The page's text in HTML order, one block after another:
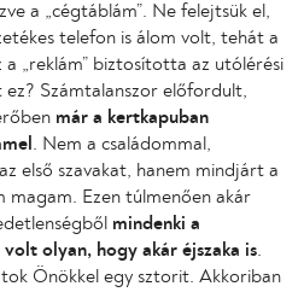
a „cégtáblám”. Ne felejtsük el,
telefon is álom volt, tehát a
a „reklám” biztosította az utólérési
Számtalanszor előfordult,
már a kertkapuban
. Nem a családommal,
első szavakat, hanem mindjárt a
magam. Ezen túlmenően akár
mindenki a
olyan, hogy akár éjszaka is
Önökkel egy sztorit. Akkoriban